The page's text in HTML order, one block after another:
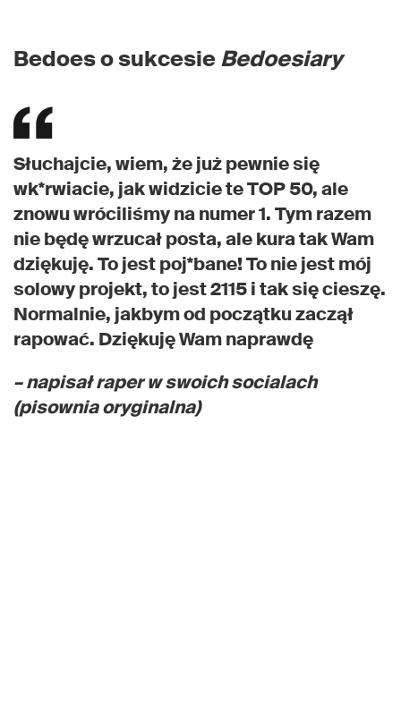
Bedoes o sukcesieBedoesiary
Słuchajcie, wiem, że już pewnie się
wk*rwiacie, jak widzicie te TOP 50, ale
znowu wróciliśmy na numer 1. Tym razem
nie będę wrzucał posta, ale kura tak Wam
dziękuję. To jest poj*bane! To nie jest mój
solowy projekt, to jest 2115 i tak się cieszę.
Normalnie, jakbym od początku zaczął
rapować. Dziękuję Wam naprawdę
– napisał raper w swoich socialach
(pisownia oryginalna)